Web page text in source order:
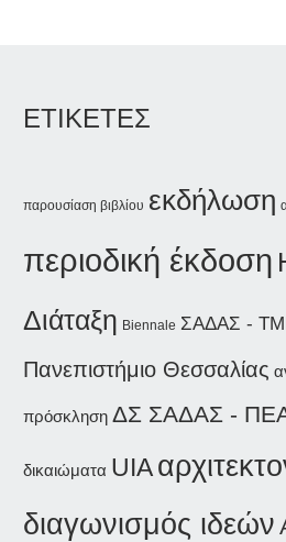
ΕΤΙΚΕΤΕΣ
παρουσίαση βιβλίου εκδήλωση
περιοδική έκδοση
Διάταξη Biennale ΣΑΔΑΣ -
Πανεπιστήμιο Θεσσαλίας
πρόσκληση ΔΣ ΣΑΔΑΣ -
δικαιώματα UIA
διαγωνισμός ιδεών